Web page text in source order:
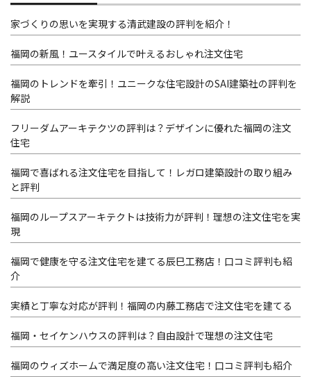
家づくりの思いを実現する清武建設の評判を紹介！
福岡の新風！ユースタイルで叶えるおしゃれ注文住宅
福岡のトレンドを牽引！ユニークな住宅設計のSAI建築社の評判を
解説
フリーダムアーキテクツの評判は？デザインに優れた福岡の注文
住宅
福岡で喜ばれる注文住宅を目指して！レガロ建築設計の取り組み
と評判
福岡のループスアーキテクトは技術力が評判！理想の注文住宅を実
現
福岡で健康を守る注文住宅を建てる辰巳工務店！口コミ評判も紹
介
実績と丁寧な対応が評判！福岡の内藤工務店で注文住宅を建てる
福岡・セイケンハウスの評判は？自由設計で理想の注文住宅
福岡のウィズホームで満足度の高い注文住宅！口コミ評判も紹介